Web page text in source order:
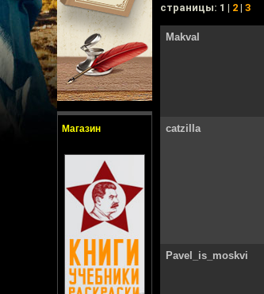
Магазин
cтраницы: 1 | 2 | 3
Makval
catzilla
Pavel_is_moskvi